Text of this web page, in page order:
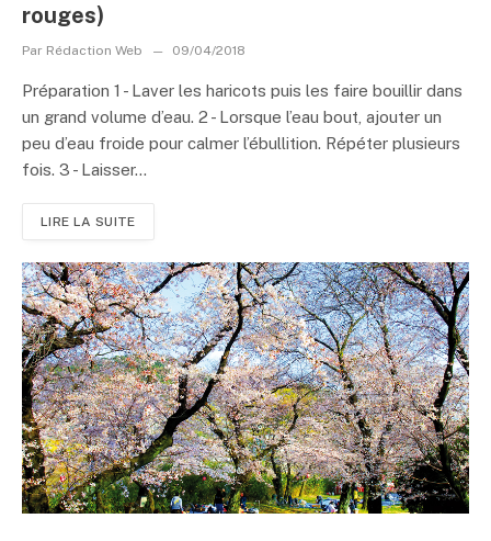
rouges)
Par Rédaction Web 09/04/2018
Préparation 1 - Laver les haricots puis les faire bouillir dans
un grand volume d’eau. 2 - Lorsque l’eau bout, ajouter un
peu d’eau froide pour calmer l’ébullition. Répéter plusieurs
fois. 3 - Laisser...
LIRE LA SUITE